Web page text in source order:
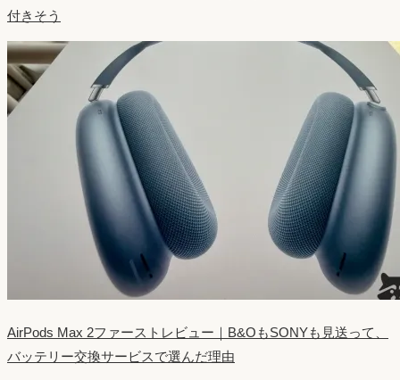
付きそう
AirPods Max 2ファーストレビュー｜B&OもSONYも見送って、
バッテリー交換サービスで選んだ理由